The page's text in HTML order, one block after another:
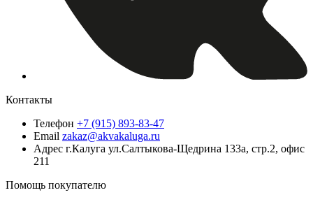
Контакты
Телефон +7 (915) 893-83-47
Email zakaz@akvakaluga.ru
Адрес г.Калуга ул.Салтыкова-Щедрина 133а, стр.2, офис
211
Помощь покупателю